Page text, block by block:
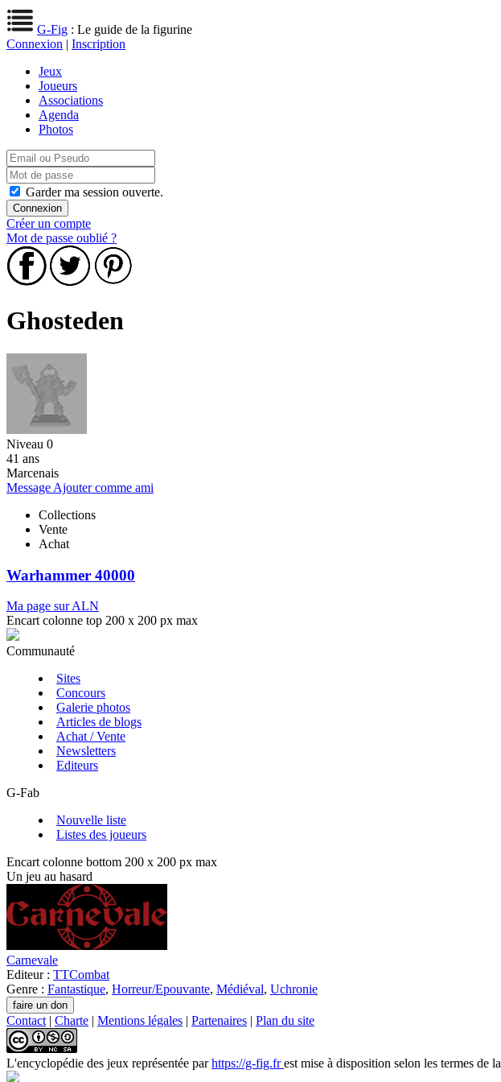
G-Fig : Le guide de la figurine
Connexion | Inscription
Jeux
Joueurs
Associations
Agenda
Photos
Garder ma session ouverte.
Créer un compte
Mot de passe oublié ?
Ghosteden
Niveau 0
41 ans
Marcenais
Message Ajouter comme ami
Collections
Vente
Achat
Warhammer 40000
Ma page sur ALN
Encart colonne top 200 x 200 px max
Communauté
Sites
Concours
Galerie photos
Articles de blogs
Achat / Vente
Newsletters
Editeurs
G-Fab
Nouvelle liste
Listes des joueurs
Encart colonne bottom 200 x 200 px max
Un jeu au hasard
Carnevale
Editeur : TTCombat
Genre : Fantastique, Horreur/Epouvante, Médiéval, Uchronie
Contact | Charte | Mentions légales | Partenaires | Plan du site
L'encyclopédie des jeux représentée parhttps://g-fig.frest mise à disposition selon les termes de la